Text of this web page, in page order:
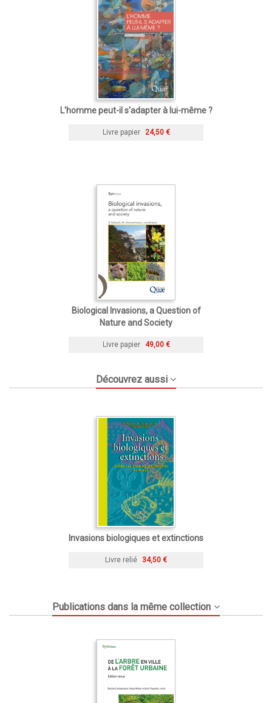
L'homme peut-il s'adapter à lui-même ?
Livre papier 24,50 €
Biological Invasions, a Question of
Nature and Society
Livre papier 49,00 €
Découvrez aussi
Invasions biologiques et extinctions
Livre relié 34,50 €
Publications dans la même collection